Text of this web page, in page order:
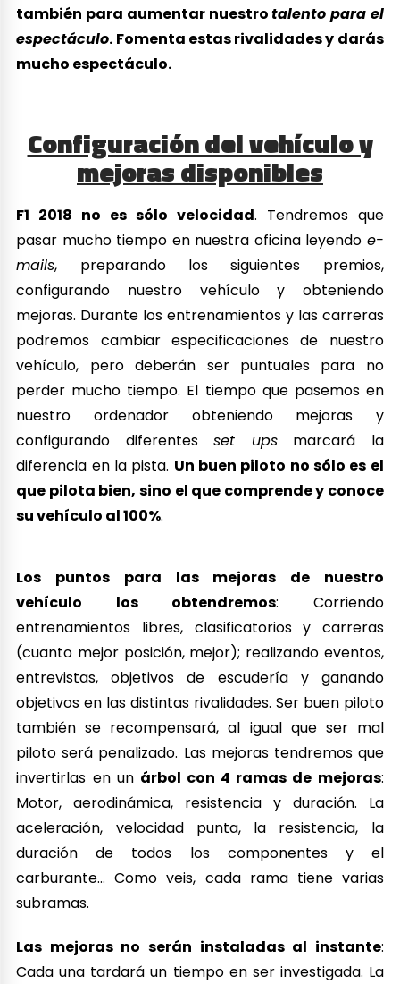
también para aumentar nuestrotalento para el
espectáculo. Fomenta estas rivalidades y darás
mucho espectáculo.
Configuración del vehículo y
mejoras disponibles
F1 2018 no es sólo velocidad. Tendremos que
pasar mucho tiempo en nuestra oficina leyendo e-
mails, preparando los siguientes premios,
configurando nuestro vehículo y obteniendo
mejoras. Durante los entrenamientos y las carreras
podremos cambiar especificaciones de nuestro
vehículo, pero deberán ser puntuales para no
perder mucho tiempo. El tiempo que pasemos en
nuestro ordenador obteniendo mejoras y
configurando diferentesset upsmarcará la
diferencia en la pista. Un buen piloto no sólo es el
que pilota bien, sino el que comprende y conoce
su vehículo al 100%.
Los puntos para las mejoras de nuestro
vehículo los obtendremos: Corriendo
entrenamientos libres, clasificatorios y carreras
(cuanto mejor posición, mejor); realizando eventos,
entrevistas, objetivos de escudería y ganando
objetivos en las distintas rivalidades. Ser buen piloto
también se recompensará, al igual que ser mal
piloto será penalizado. Las mejoras tendremos que
invertirlas en un árbol con 4 ramas de mejoras:
Motor, aerodinámica, resistencia y duración. La
aceleración, velocidad punta, la resistencia, la
duración de todos los componentes y el
carburante… Como veis, cada rama tiene varias
subramas.
Las mejoras no serán instaladas al instante:
Cada una tardará un tiempo en ser investigada. La